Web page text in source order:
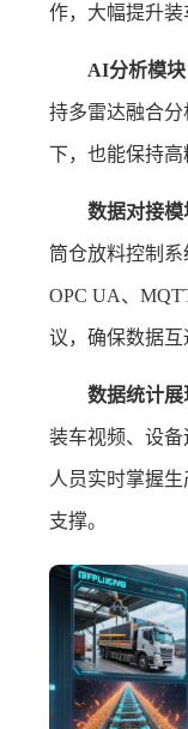
作，大幅提升装
AI分析模块
持多雷达融合
下，也能保持高
数据对接模
筒仓放料控制
OPC UA、
议，确保数据互
数据统计展
装车视频、设
人员实时掌握
支撑。